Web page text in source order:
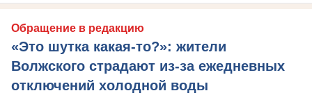
Обращение в редакцию
«Это шутка какая-то?»: жители
Волжского страдают из‑за ежедневных
отключений холодной воды